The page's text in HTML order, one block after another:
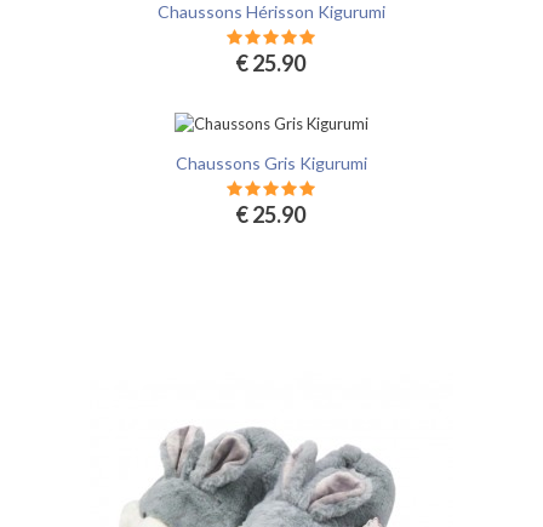
Chaussons Hérisson Kigurumi
€ 25.90
Chaussons Gris Kigurumi
€ 25.90